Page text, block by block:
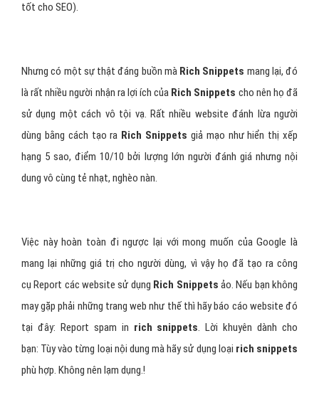
tốt cho SEO).
Nhưng có một sự thật đáng buồn mà Rich Snippets mang lại, đó
là rất nhiều người nhận ra lợi ích của Rich Snippets cho nên họ đã
sử dụng một cách vô tội vạ. Rất nhiều website đánh lừa người
dùng bằng cách tạo ra Rich Snippets giả mạo như hiển thị xếp
hạng 5 sao, điểm 10/10 bởi lượng lớn người đánh giá nhưng nội
dung vô cùng tẻ nhạt, nghèo nàn.
Việc này hoàn toàn đi ngược lại với mong muốn của Google là
mang lại những giá trị cho người dùng, vì vậy họ đã tạo ra công
cụ Report các website sử dụng Rich Snippets ảo. Nếu bạn không
may gặp phải những trang web như thế thì hãy báo cáo website đó
tại đây: Report spam in rich snippets. Lời khuyên dành cho
bạn: Tùy vào từng loại nội dung mà hãy sử dụng loại rich snippets
phù hợp. Không nên lạm dụng.!